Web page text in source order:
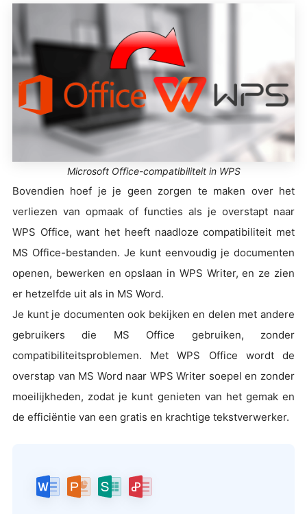
Microsoft Office-compatibiliteit in WPS
Bovendien hoef je je geen zorgen te maken over het
verliezen van opmaak of functies als je overstapt naar
WPS Office, want het heeft naadloze compatibiliteit met
MS Office-bestanden. Je kunt eenvoudig je documenten
openen, bewerken en opslaan in WPS Writer, en ze zien
er hetzelfde uit als in MS Word.
Je kunt je documenten ook bekijken en delen met andere
gebruikers die MS Office gebruiken, zonder
compatibiliteitsproblemen. Met WPS Office wordt de
overstap van MS Word naar WPS Writer soepel en zonder
moeilijkheden, zodat je kunt genieten van het gemak en
de efficiëntie van een gratis en krachtige tekstverwerker.